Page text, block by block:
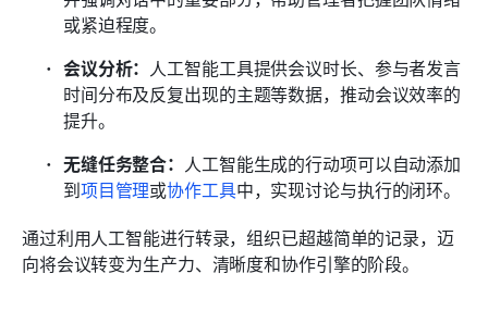
或紧迫程度。
会议分析： 人工智能工具提供会议时长、参与者发言
时间分布及反复出现的主题等数据，推动会议效率的
提升。
无缝任务整合： 人工智能生成的行动项可以自动添加
到项目管理或协作工具中，实现讨论与执行的闭环。
通过利用人工智能进行转录，组织已超越简单的记录，迈
向将会议转变为生产力、清晰度和协作引擎的阶段。